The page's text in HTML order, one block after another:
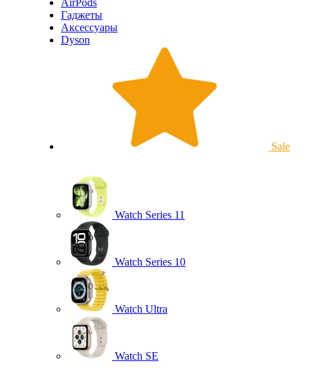
AirPods
Гаджеты
Аксессуары
Dyson
Sale
Watch Series 11
Watch Series 10
Watch Ultra
Watch SE